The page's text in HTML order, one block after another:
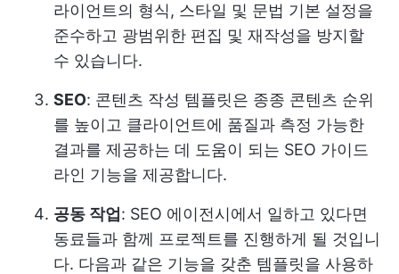
라이언트의 형식, 스타일 및 문법 기본 설정을
준수하고 광범위한 편집 및 재작성을 방지할
수 있습니다.
SEO: 콘텐츠 작성 템플릿은 종종 콘텐츠 순위
를 높이고 클라이언트에 품질과 측정 가능한
결과를 제공하는 데 도움이 되는 SEO 가이드
라인 기능을 제공합니다.
공동 작업 : SEO 에이전시에서 일하고 있다면
동료들과 함께 프로젝트를 진행하게 될 것입니
다. 다음과 같은 기능을 갖춘 템플릿을 사용하